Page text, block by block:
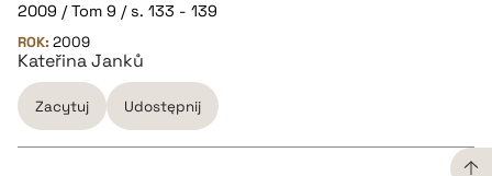
pobierz cytat
BIBTEX
pobierz cytat
2009 / Tom 9 / s. 133 - 139
ROK: 2009
Kateřina Janků
Zacytuj Udostępnij